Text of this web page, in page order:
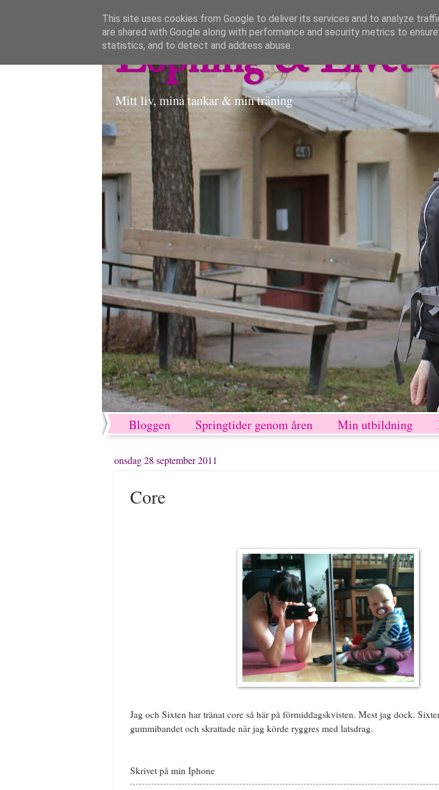
Löpning & Livet
Mitt liv, mina tankar & min träning
Bloggen Springtider genom åren Min utbildning
onsdag 28 september 2011
Core
Jag och Sixten har tränat core så här på förmiddagskvisten. Mest jag dock.
gummibandet och skrattade när jag körde ryggres med latsdrag.
Skrivet på min Iphone
This site uses cookies from Google to deliver its services and to analyze
are shared with Google along with performance and security metrics to
statistics, and to detect and address abuse.